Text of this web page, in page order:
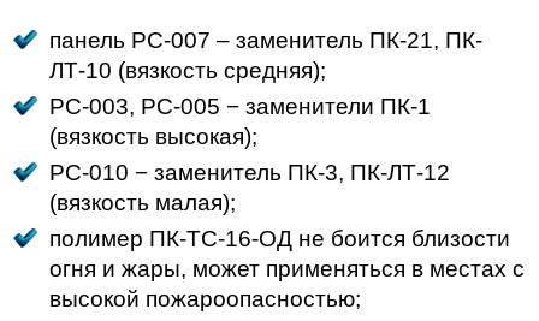
панель PC-007 – заменитель ПК-21, ПК-
ЛТ-10 (вязкость средняя);
PC-003, PC-005 − заменители ПК-1
(вязкость высокая);
PC-010 − заменитель ПК-3, ПК-ЛТ-12
(вязкость малая);
полимер ПК-ТС-16-ОД не боится близости
огня и жары, может применяться в местах с
высокой пожароопасностью;